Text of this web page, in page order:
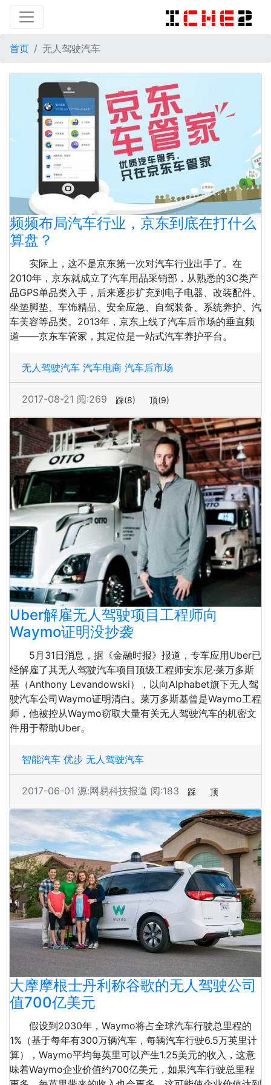
首页 无人驾驶汽车
频频布局汽车行业，京东到底在打什么
算盘？
实际上，这不是京东第一次对汽车行业出手了。在
2010年，京东就成立了汽车用品采销部，从熟悉的3C类产
品GPS单品类入手，后来逐步扩充到电子电器、改装配件、
坐垫脚垫、车饰精品、安全应急、自驾装备、系统养护、汽
车美容等品类。2013年，京东上线了汽车后市场的垂直频
道——京东车管家，其定位是一站式汽车养护平台。
无人驾驶汽车 汽车电商 汽车后市场
2017-08-21 阅:269 踩(8) 顶(9)
Uber解雇无人驾驶项目工程师向
Waymo证明没抄袭
5月31日消息，据《金融时报》报道，专车应用Uber已
经解雇了其无人驾驶汽车项目顶级工程师安东尼·莱万多斯
基（Anthony Levandowski），以向Alphabet旗下无人驾
驶汽车公司Waymo证明清白。莱万多斯基曾是Waymo工程
师，他被控从Waymo窃取大量有关无人驾驶汽车的机密文
件用于帮助Uber。
智能汽车 优步 无人驾驶汽车
2017-06-01 源:网易科技报道 阅:183 踩 顶
大摩摩根士丹利称谷歌的无人驾驶公司
值700亿美元
假设到2030年，Waymo将占全球汽车行驶总里程的
1%（基于每年有300万辆汽车，每辆汽车行驶6.5万英里计
算），Waymo平均每英里可以产生1.25美元的收入，这意
味着Waymo企业价值约700亿美元，如果汽车行驶总里程